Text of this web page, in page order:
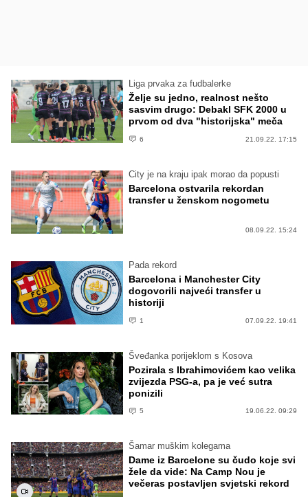
Liga prvaka za fudbalerke
Želje su jedno, realnost nešto
sasvim drugo: Debakl SFK 2000 u
prvom od dva "historijska" meča
6 21.09.22. 17:15
City je na kraju ipak morao da popusti
Barcelona ostvarila rekordan
transfer u ženskom nogometu
08.09.22. 15:24
Pada rekord
Barcelona i Manchester City
dogovorili najveći transfer u
historiji
1 07.09.22. 19:41
Šveđanka porijeklom s Kosova
Pozirala s Ibrahimovićem kao velika
zvijezda PSG-a, pa je već sutra
ponizili
5 19.06.22. 09:29
Šamar muškim kolegama
Dame iz Barcelone su čudo koje svi
žele da vide: Na Camp Nou je
večeras postavljen svjetski rekord